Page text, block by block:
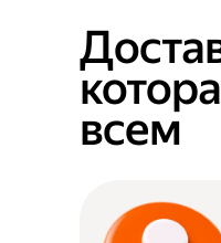
всем